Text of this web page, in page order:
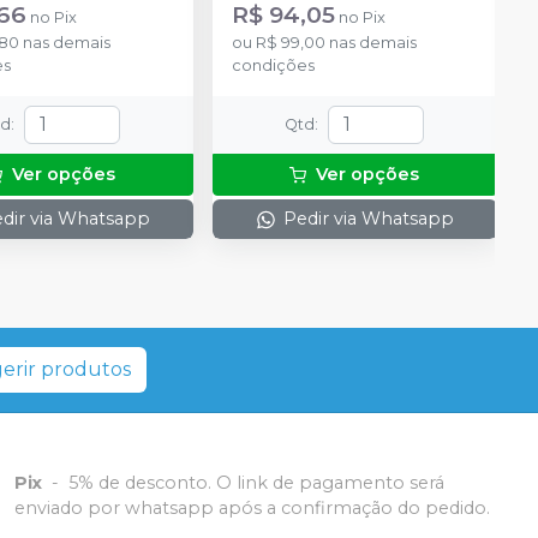
no Pix
nas demais
:
Ver opções
via Whatsapp
R$ 94,05 no Pix
ou R$ 99,00 nas demais
condições
Qtd :
Ver opções
Pedir via Whatsapp
produtos
Pix - 5% de desconto. O link de pagamento será
enviado por whatsapp após a confirmação do pedido.